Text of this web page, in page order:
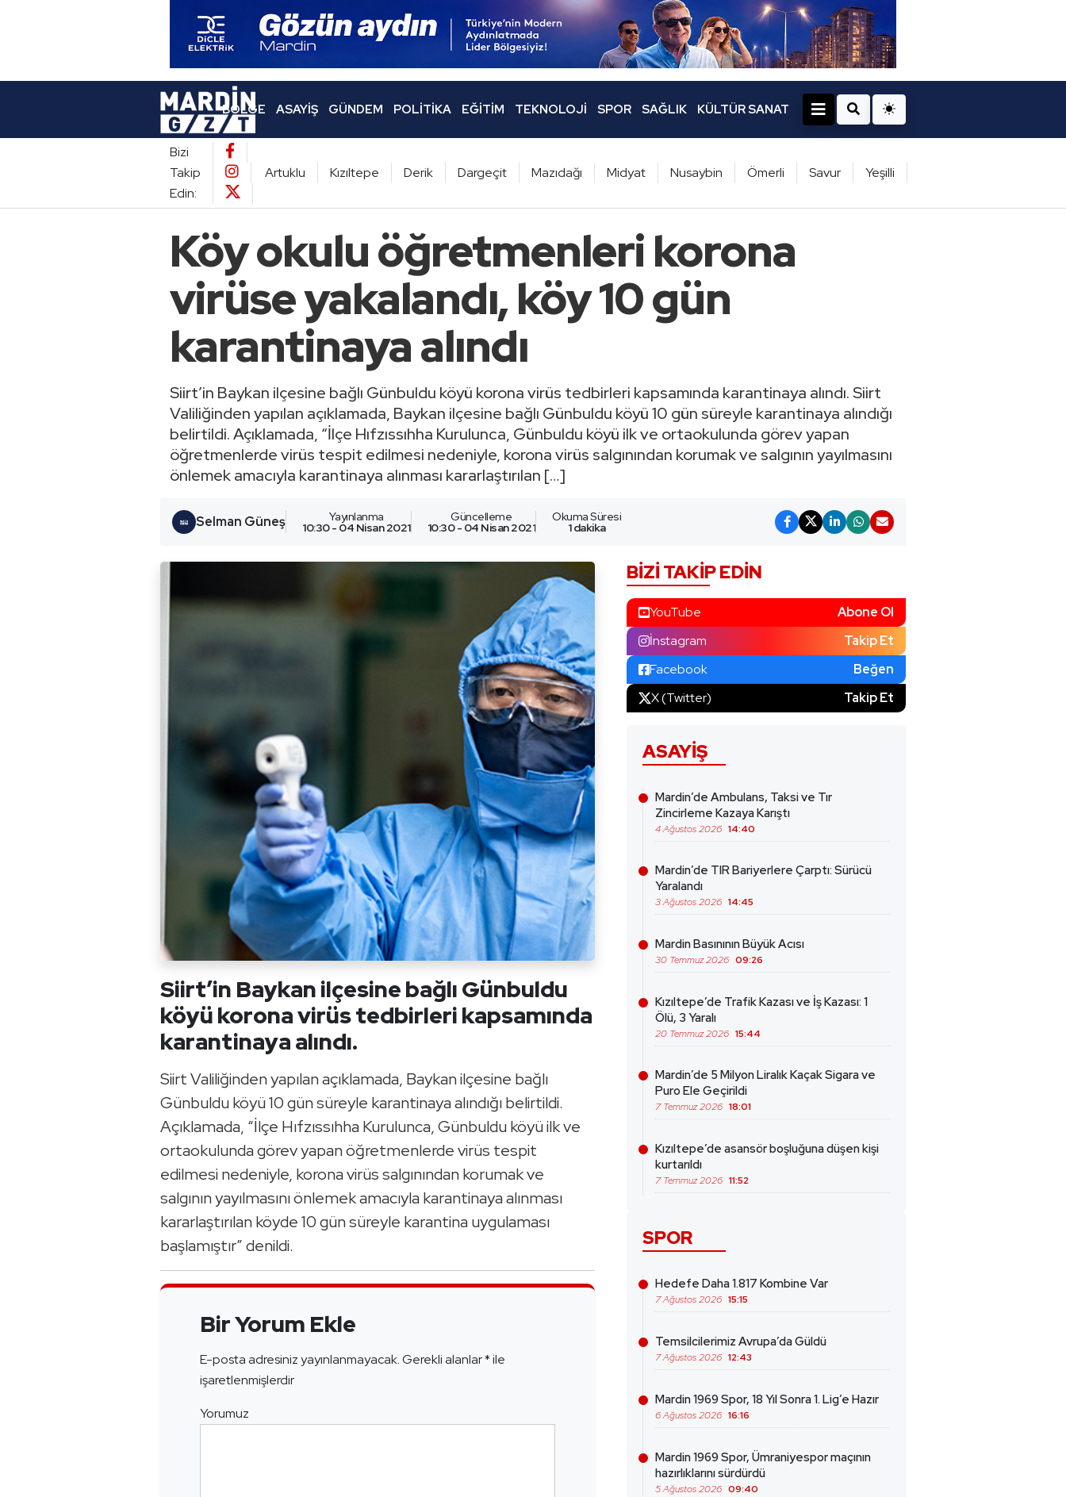
BÖLGE ASAYIŞ GÜNDEM POLITIKA EĞITIM TEKNOLOJI SPOR SAĞLIK KÜLTÜR SANAT
Bizi
Takip
Edin:
Artuklu Kızıltepe Derik Dargeçit Mazıdağı Midyat Nusaybin Ömerli Savur Yeşilli
Köy okulu öğretmenleri korona
virüse yakalandı, köy 10 gün
karantinaya alındı
Siirt’in Baykan ilçesine bağlı Günbuldu köyü korona virüs tedbirleri kapsamında karantinaya alındı. Siirt
Valiliğinden yapılan açıklamada, Baykan ilçesine bağlı Günbuldu köyü 10 gün süreyle karantinaya alındığı
belirtildi. Açıklamada, “İlçe Hıfzıssıhha Kurulunca, Günbuldu köyü ilk ve ortaokulunda görev yapan
öğretmenlerde virüs tespit edilmesi nedeniyle, korona virüs salgınından korumak ve salgının yayılmasını
önlemek amacıyla karantinaya alınması kararlaştırılan […]
Selman Güneş Yayınlanma
10:30 - 04 Nisan 2021
Güncelleme
10:30 - 04 Nisan 2021
Okuma Süresi
1 dakika
Siirt’in Baykan ilçesine bağlı Günbuldu
köyü korona virüs tedbirleri kapsamında
karantinaya alındı.
Siirt Valiliğinden yapılan açıklamada, Baykan ilçesine bağlı
Günbuldu köyü 10 gün süreyle karantinaya alındığı belirtildi.
Açıklamada, “İlçe Hıfzıssıhha Kurulunca, Günbuldu köyü ilk ve
ortaokulunda görev yapan öğretmenlerde virüs tespit
edilmesi nedeniyle, korona virüs salgınından korumak ve
salgının yayılmasını önlemek amacıyla karantinaya alınması
kararlaştırılan köyde 10 gün süreyle karantina uygulaması
başlamıştır” denildi.
Bir Yorum Ekle
E-posta adresiniz yayınlanmayacak.Gerekli alanlar*ile
işaretlenmişlerdir
Yorumuz
BIZI TAKIP EDIN
YouTube
Abone Ol
İnstagram
Takip Et
Facebook
Beğen
X (Twitter)
Takip Et
ASAYIŞ
Mardin’de Ambulans, Taksi ve Tır
Zincirleme Kazaya Karıştı
4 Ağustos 2026 14:40
Mardin’de TIR Bariyerlere Çarptı: Sürücü
Yaralandı
3 Ağustos 2026 14:45
Mardin Basınının Büyük Acısı
30 Temmuz 2026 09:26
Kızıltepe’de Trafik Kazası ve İş Kazası: 1
Ölü, 3 Yaralı
20 Temmuz 2026 15:44
Mardin’de 5 Milyon Liralık Kaçak Sigara ve
Puro Ele Geçirildi
7 Temmuz 2026 18:01
Kızıltepe’de asansör boşluğuna düşen kişi
kurtarıldı
7 Temmuz 2026 11:52
SPOR
Hedefe Daha 1.817 Kombine Var
7 Ağustos 2026 15:15
Temsilcilerimiz Avrupa’da Güldü
7 Ağustos 2026 12:43
Mardin 1969 Spor, 18 Yıl Sonra 1. Lig’e Hazır
6 Ağustos 2026 16:16
Mardin 1969 Spor, Ümraniyespor maçının
hazırlıklarını sürdürdü
5 Ağustos 2026 09:40